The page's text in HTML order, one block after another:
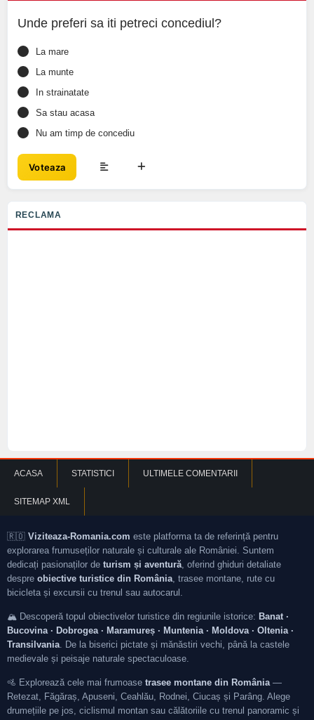
Unde preferi sa iti petreci concediul?
La mare
La munte
In strainatate
Sa stau acasa
Nu am timp de concediu
Voteaza
RECLAMA
ACASA STATISTICI ULTIMELE COMENTARII
SITEMAP XML
🇷🇴 Viziteaza-Romania.com este platforma ta de referință pentru
explorarea frumuseților naturale și culturale ale României. Suntem
dedicați pasionaților de turism și aventură , oferind ghiduri detaliate
despre obiective turistice din România , trasee montane, rute cu
bicicleta și excursii cu trenul sau autocarul.
🏔️ Descoperă topul obiectivelor turistice din regiunile istorice: Banat ·
Bucovina · Dobrogea · Maramureș · Muntenia · Moldova · Oltenia ·
Transilvania . De la biserici pictate și mănăstiri vechi, până la castele
medievale și peisaje naturale spectaculoase.
🚵 Explorează cele mai frumoase trasee montane din România —
Retezat, Făgăraș, Apuseni, Ceahlău, Rodnei, Ciucaș și Parâng. Alege
drumețiile pe jos, ciclismul montan sau călătoriile cu trenul panoramic și